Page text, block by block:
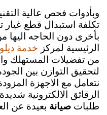
وبأدوات فحص عالية
تكلفة استبدال قطع
بأخرى دون الحاجه اليها
الرئيسية لمركز خدمة
من تفضيلات المستهلك
لتحقيق التوازن بين
نتعامل مع الاجهزة
الرقائق الالكترونية
طلبات صيانة بعيدة عن